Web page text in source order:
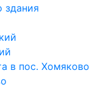
здания
в пос. Хомяково